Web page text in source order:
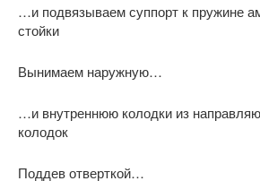
…и подвязываем суппорт к пружине
стойки
Вынимаем наружную…
…и внутреннюю колодки из
колодок
Поддев отверткой…